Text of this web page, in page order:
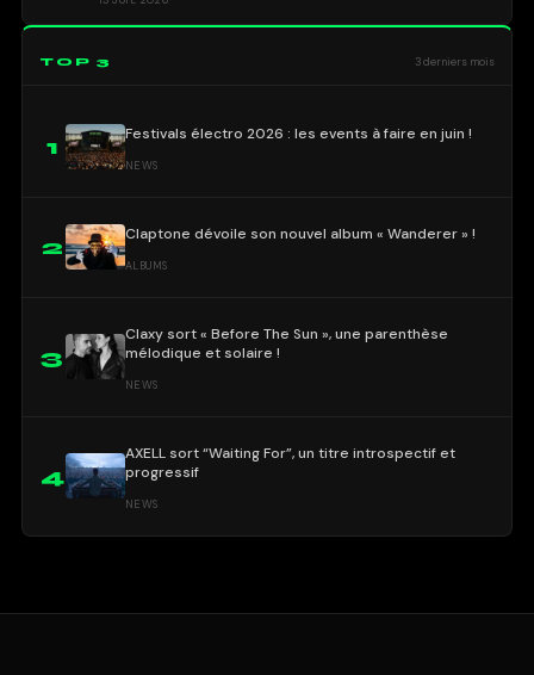
TOP 3 3 derniers mois
1
Festivals électro 2026 : les events à faire en juin !
NEWS
2
Claptone dévoile son nouvel album « Wanderer » !
ALBUMS
3
Claxy sort « Before The Sun », une parenthèse
mélodique et solaire !
NEWS
4
AXELL sort “Waiting For”, un titre introspectif et
progressif
NEWS